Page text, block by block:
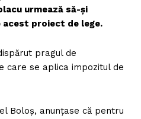
urmează să-și
acest proiect de lege.
pragul de
care se aplica impozitul de
Boloș, anunțase că pentru